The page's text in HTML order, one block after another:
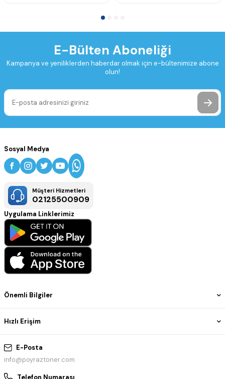
E-Bülten Aboneliği
Kampanya ve yeniliklerden haberdar olmak için e-bültenimize abone
olun!
E-Posta
info@poyraztoner.com
Telefon Numarası
Önemli Bilgiler
Hızlı Erişim
Sosyal Medya
Müşteri Hizmetleri
02125500909
Uygulama Linklerimiz